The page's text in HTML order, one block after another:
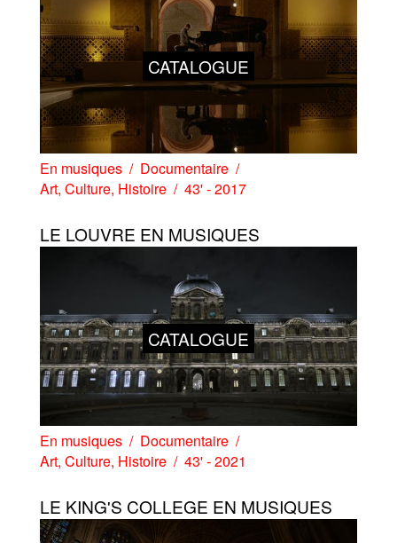
CATALOGUE
En musiques
Documentaire
Art, Culture, Histoire 43' - 2017
LE LOUVRE EN MUSIQUES
CATALOGUE
En musiques
Documentaire
Art, Culture, Histoire 43' - 2021
LE KING'S COLLEGE EN MUSIQUES